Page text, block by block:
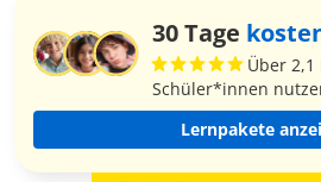
30 Tage
Über
Schüler*innen
Lernpakete